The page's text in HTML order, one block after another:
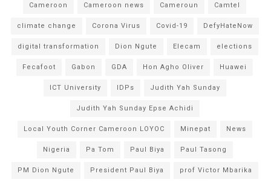
Cameroon Cameroon news Cameroun Camtel
climate change Corona Virus Covid-19 DefyHateNow
digital transformation Dion Ngute Elecam elections
Fecafoot Gabon GDA Hon Agho Oliver Huawei
ICT University IDPs Judith Yah Sunday
Judith Yah Sunday Epse Achidi
Local Youth Corner Cameroon LOYOC Minepat News
Nigeria Pa Tom Paul Biya Paul Tasong
PM Dion Ngute President Paul Biya prof Victor Mbarika